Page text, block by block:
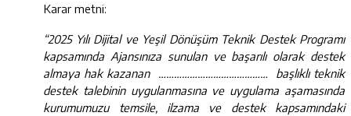
Karar metni:
“2025 Yılı Dijital ve Yeşil Dönüşüm Teknik Destek Programı
kapsamında Ajansınıza sunulan ve başarılı olarak destek
almaya hak kazanan …………………………………… başlıklı teknik
destek talebinin uygulanmasına ve uygulama aşamasında
kurumumuzu temsile, ilzama ve destek kapsamındaki